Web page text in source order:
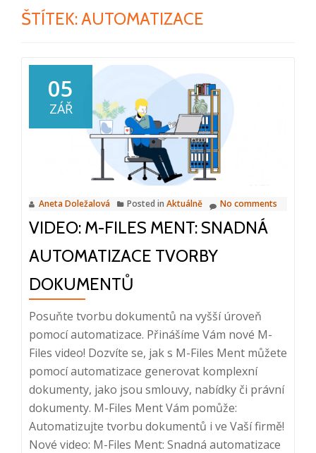
ŠTÍTEK:AUTOMATIZACE
05
ZÁŘ
Aneta Doležalová Posted in Aktuálně No comments
VIDEO: M-FILES MENT: SNADNÁ
AUTOMATIZACE TVORBY
DOKUMENTŮ
Posuňte tvorbu dokumentů na vyšší úroveň
pomocí automatizace. Přinášíme Vám nové M-
Files video! Dozvíte se, jak s M-Files Ment můžete
pomocí automatizace generovat komplexní
dokumenty, jako jsou smlouvy, nabídky či právní
dokumenty. M-Files Ment Vám pomůže:
Automatizujte tvorbu dokumentů i ve Vaší firmě!
Nové video: M-Files Ment: Snadná automatizace